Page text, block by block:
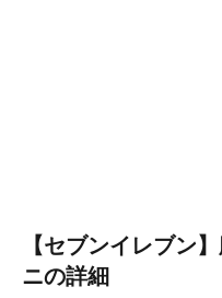
【セブンイレブン
ニの詳細